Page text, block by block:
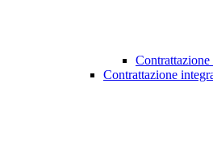
Contrattazione